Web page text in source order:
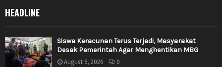
HEADLINE
Siswa Keracunan Terus Terjadi, Masyarakat
Desak Pemerintah Agar Menghentikan MBG
August 6, 2026 0